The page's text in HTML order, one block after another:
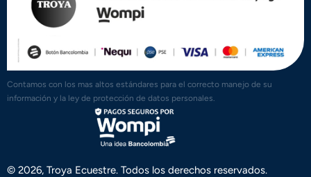
Contamos con los mas altos estándares para el correcto manejo de su
información y la ley de protección de datos personales.
© 2026, Troya Ecuestre. Todos los derechos reservados.